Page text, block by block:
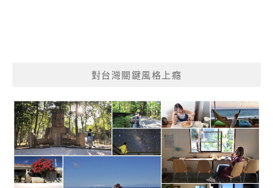
對台灣關鍵風格上癮